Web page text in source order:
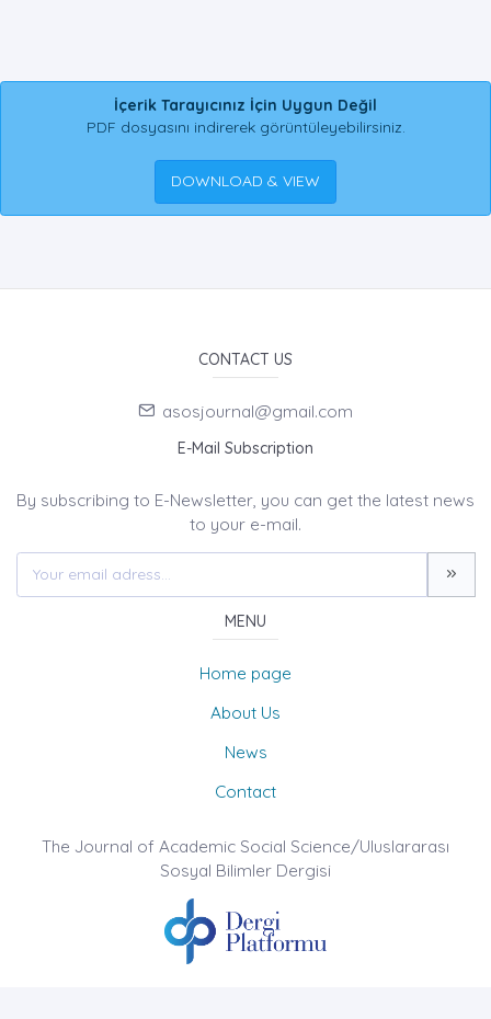
İçerik Tarayıcınız İçin Uygun Değil
PDF dosyasını indirerek görüntüleyebilirsiniz.
DOWNLOAD & VIEW
CONTACT US
asosjournal@gmail.com
E-Mail Subscription
By subscribing to E-Newsletter, you can get the latest news
to your e-mail.
MENU
Home page
About Us
News
Contact
The Journal of Academic Social Science/Uluslararası
Sosyal Bilimler Dergisi